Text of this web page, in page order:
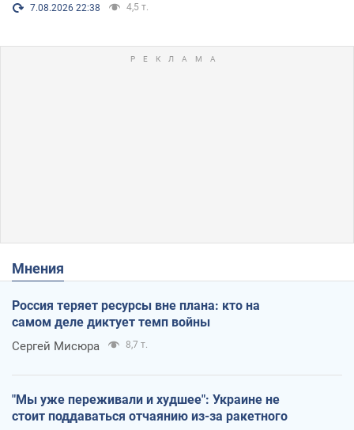
7.08.2026 22:38 4,5 т.
Мнения
Россия теряет ресурсы вне плана: кто на
самом деле диктует темп войны
Сергей Мисюра 8,7 т.
"Мы уже переживали и худшее": Украине не
стоит поддаваться отчаянию из-за ракетного